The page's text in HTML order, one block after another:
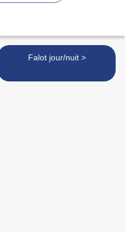
Falot jour/nuit >